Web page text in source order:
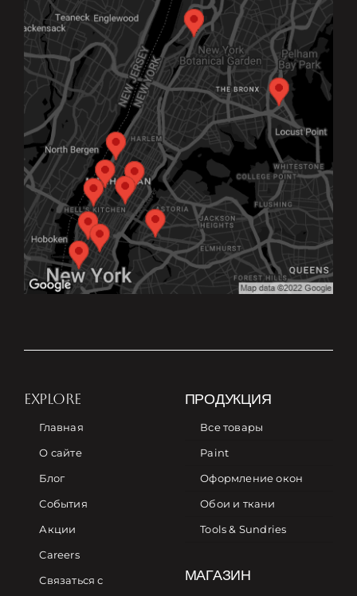
EXPLORE
Главная
О сайте
Блог
События
Акции
Careers
Связаться с
ПРОДУКЦИЯ
Все товары
Paint
Оформление окон
Обои и ткани
Tools & Sundries
МАГАЗИН